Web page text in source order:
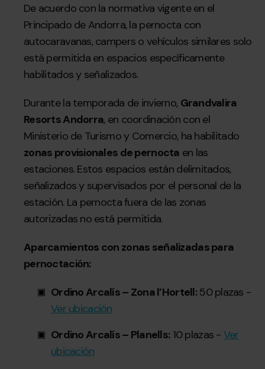
De acuerdo con la normativa vigente en el
Principado de Andorra, la pernocta con
autocaravanas, campers o vehículos similares solo
está permitida en espacios específicamente
habilitados y señalizados.
Durante la temporada de invierno, Grandvalira
Resorts Andorra, en coordinación con el
Ministerio de Turismo y Comercio, ha habilitado
zonas provisionales de pernocta en las
estaciones. Estos espacios están delimitados,
señalizados y supervisados por el personal de la
estación. La pernocta fuera de las zonas
autorizadas no está permitida.
Aparcamientos con zonas señalizadas para
pernoctación:
Ordino Arcalís – Zona l’Hortell:50 plazas -
Ver ubicación
Ordino Arcalís – Planells:10 plazas - Ver
ubicación